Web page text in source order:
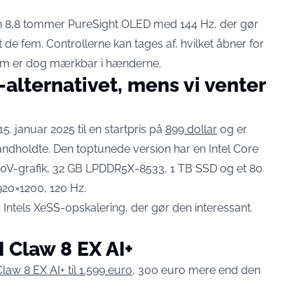
tommer PureSight OLED med 144 Hz, der gør
fem. Controllerne kan tages af, hvilket åbner for
er dog mærkbar i hænderne.
alternativet, mens vi venter
januar 2025 til en startpris på 899 dollar og er
Den toptunede version har en Intel Core
grafik, 32 GB LPDDR5X-8533, 1 TB SSD og et 80
120 Hz.
XeSS-opskalering, der gør den interessant.
8 EX AI+
8 EX AI+ til 1.599 euro, 300 euro mere end den